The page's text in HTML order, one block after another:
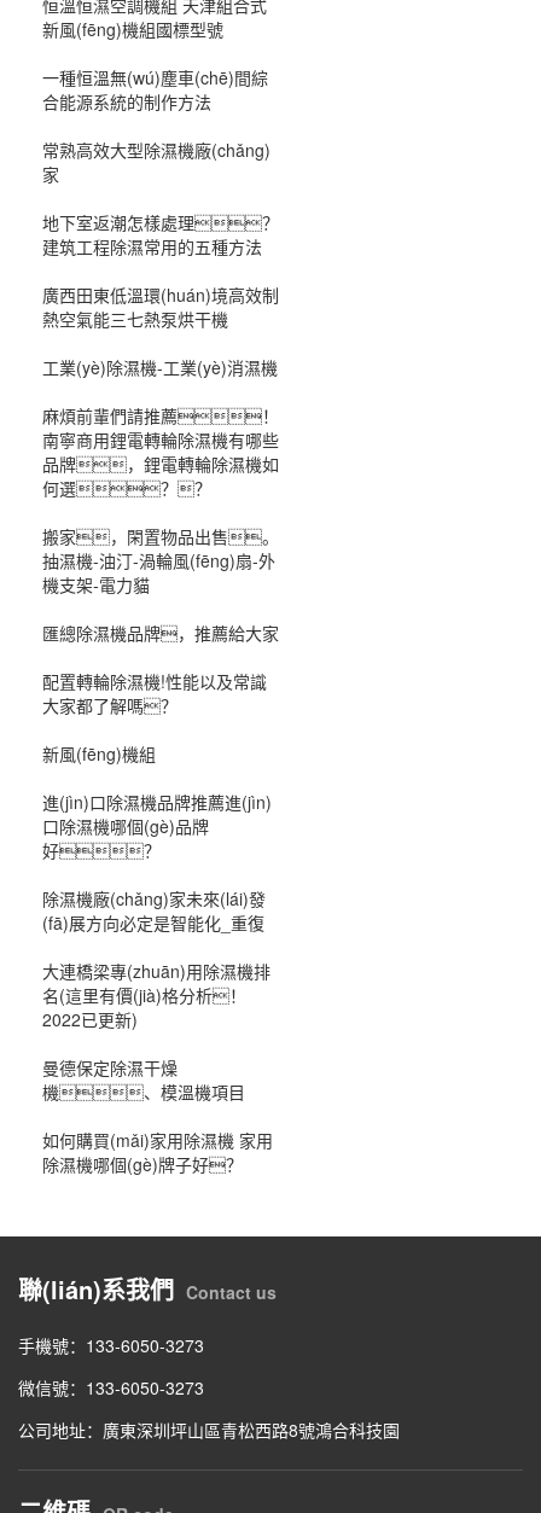
恒溫恒濕空調機組 天津組合式
新風(fēng)機組國標型號
一種恒溫無(wú)塵車(chē)間綜
合能源系統的制作方法
常熟高效大型除濕機廠(chǎng)
家
地下室返潮怎樣處理？
建筑工程除濕常用的五種方法
廣西田東低溫環(huán)境高效制
熱空氣能三七熱泵烘干機
工業(yè)除濕機-工業(yè)消濕機
麻煩前輩們請推薦！
南寧商用鋰電轉輪除濕機有哪些
品牌，鋰電轉輪除濕機如
何選？？
搬家，閑置物品出售。
抽濕機-油汀-渦輪風(fēng)扇-外
機支架-電力貓
匯總除濕機品牌，推薦給大家
配置轉輪除濕機!性能以及常識
大家都了解嗎？
新風(fēng)機組
進(jìn)口除濕機品牌推薦進(jìn)
口除濕機哪個(gè)品牌
好？
除濕機廠(chǎng)家未來(lái)發
(fā)展方向必定是智能化_重復
大連橋梁專(zhuān)用除濕機排
名(這里有價(jià)格分析！
2022已更新)
曼德保定除濕干燥
機、模溫機項目
如何購買(mǎi)家用除濕機 家用
除濕機哪個(gè)牌子好？
聯(lián)系我們 Contact us
手機號：133-6050-3273
微信號：133-6050-3273
公司地址：廣東深圳坪山區青松西路8號鴻合科技園